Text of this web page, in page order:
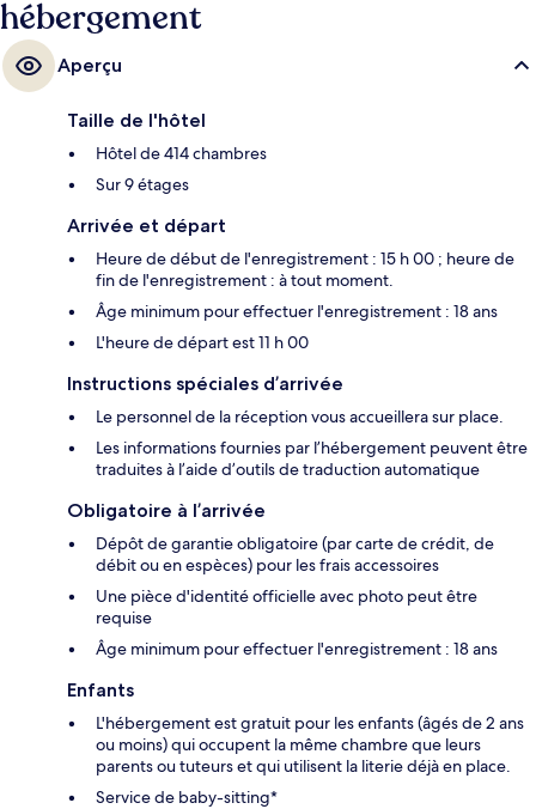
hébergement
Aperçu
Taille de l'hôtel
Hôtel de 414 chambres
Sur 9 étages
Arrivée et départ
Heure de début de l'enregistrement : 15 h 00 ; heure de
fin de l'enregistrement : à tout moment.
Âge minimum pour effectuer l'enregistrement : 18 ans
L'heure de départ est 11 h 00
Instructions spéciales d’arrivée
Le personnel de la réception vous accueillera sur place.
Les informations fournies par l’hébergement peuvent être
traduites à l’aide d’outils de traduction automatique
Obligatoire à l’arrivée
Dépôt de garantie obligatoire (par carte de crédit, de
débit ou en espèces) pour les frais accessoires
Une pièce d'identité officielle avec photo peut être
requise
Âge minimum pour effectuer l'enregistrement : 18 ans
Enfants
L'hébergement est gratuit pour les enfants (âgés de 2 ans
ou moins) qui occupent la même chambre que leurs
parents ou tuteurs et qui utilisent la literie déjà en place.
Service de baby-sitting*